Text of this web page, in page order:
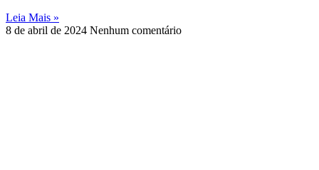
Leia Mais »
8 de abril de 2024 Nenhum comentário